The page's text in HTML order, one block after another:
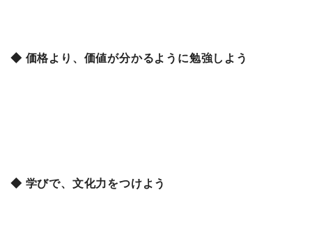
◆ 価格より、価値が分かるように勉強しよう
◆ 学びで、文化力をつけよう